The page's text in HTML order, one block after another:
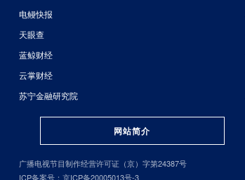
电鳗快报
天眼查
蓝鲸财经
云掌财经
苏宁金融研究院
网站简介
广播电视节目制作经营许可证（京）字第24387号
ICP备案号：京ICP备20005013号-3